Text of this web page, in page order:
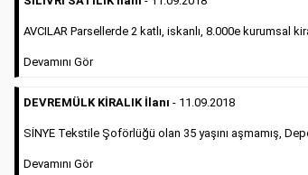
önem
Kampanyalarımız
AVCILAR Parsellerde 2 katlı, iskanlı, 8.000e kurumsal
Devamını Gör
DEVREMÜLK KİRALIK İlanı - 11.09.2018
SİNYE Tekstile Şoförlüğü olan 35 yaşını aşmamış,
Devamını Gör